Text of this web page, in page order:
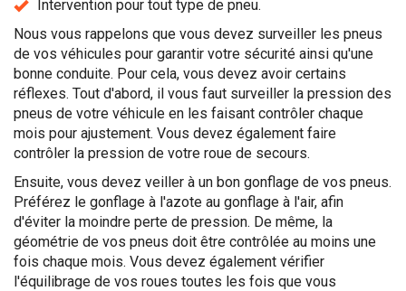
Intervention pour tout type de pneu.
Nous vous rappelons que vous devez surveiller les pneus
de vos véhicules pour garantir votre sécurité ainsi qu'une
bonne conduite. Pour cela, vous devez avoir certains
réflexes. Tout d'abord, il vous faut surveiller la pression des
pneus de votre véhicule en les faisant contrôler chaque
mois pour ajustement. Vous devez également faire
contrôler la pression de votre roue de secours.
Ensuite, vous devez veiller à un bon gonflage de vos pneus.
Préférez le gonflage à l'azote au gonflage à l'air, afin
d'éviter la moindre perte de pression. De même, la
géométrie de vos pneus doit être contrôlée au moins une
fois chaque mois. Vous devez également vérifier
l'équilibrage de vos roues toutes les fois que vous